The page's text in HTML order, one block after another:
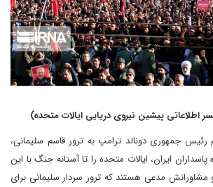
اطلاعاتی پیشین نیروی دریایی ایالات متحده)
رئیس جمهوری دونالد ترامپ به ترور قاسم سلیمانی،
ایران، ایالات متحده را تا آستانه جنگ با این
مدعی هستند که ترور سردار سلیمانی برای